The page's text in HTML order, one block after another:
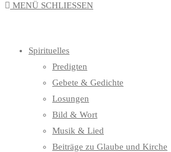
MENÜ SCHLIESSEN
Spirituelles
Predigten
Gebete & Gedichte
Losungen
Bild & Wort
Musik & Lied
Beiträge zu Glaube und Kirche